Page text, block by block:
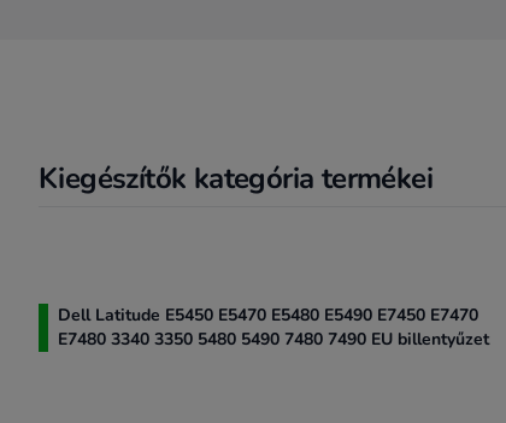
Kiegészítők kategória termékei
Dell Latitude E5450 E5470 E5480 E5490 E7450 E7470
E7480 3340 3350 5480 5490 7480 7490 EU billentyűzet